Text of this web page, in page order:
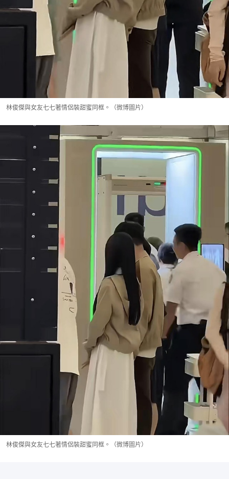
林俊傑與女友七七著情侶裝甜蜜同框。（微博圖片）
林俊傑與女友七七著情侶裝甜蜜同框。（微博圖片）